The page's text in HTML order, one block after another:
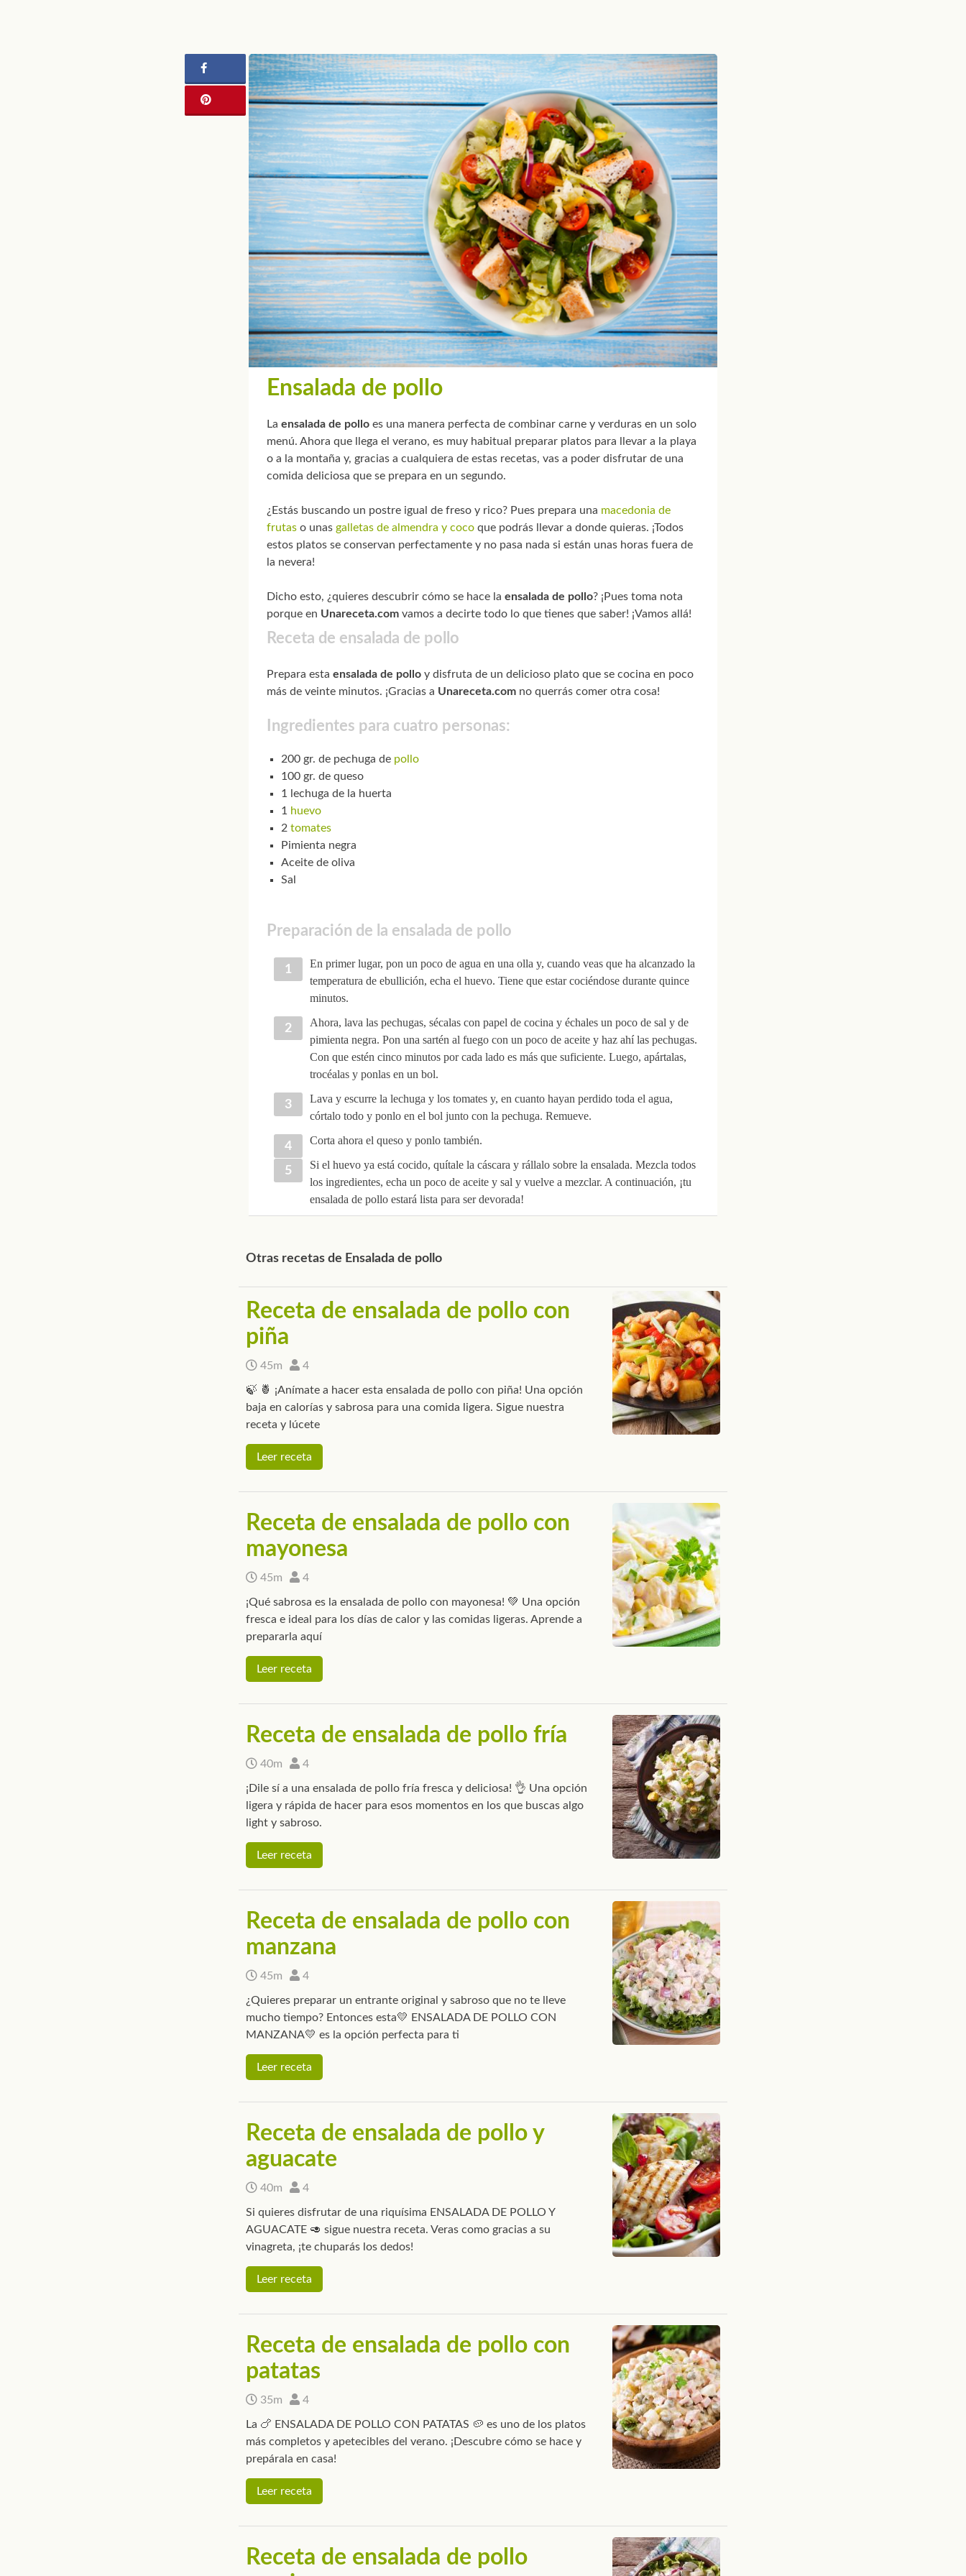
Ensalada de pollo
La ensalada de polloes una manera perfecta de combinar carne y verduras en un solo
menú. Ahora que llega el verano, es muy habitual preparar platos para llevar a la playa
o a la montaña y, gracias a cualquiera de estas recetas, vas a poder disfrutar de una
comida deliciosa que se prepara en un segundo.
¿Estás buscando un postre igual de freso y rico? Pues prepara una macedonia de
frutaso unas galletas de almendra y cocoque podrás llevar a donde quieras. ¡Todos
estos platos se conservan perfectamente y no pasa nada si están unas horas fuera de
la nevera!
Dicho esto, ¿quieres descubrir cómo se hace la ensalada de pollo? ¡Pues toma nota
porque en Unareceta.comvamos a decirte todo lo que tienes que saber! ¡Vamos allá!
Receta de ensalada de pollo
Prepara esta ensalada de polloy disfruta de un delicioso plato que se cocina en poco
más de veinte minutos. ¡Gracias a Unareceta.com no querrás comer otra cosa!
Ingredientes para cuatro personas:
200 gr. de pechuga de pollo
100 gr. de queso
1 lechuga de la huerta
1 huevo
2 tomates
Pimienta negra
Aceite de oliva
Sal
Preparación de la ensalada de pollo
En primer lugar, pon un poco de agua en una olla y, cuando veas que ha alcanzado la
temperatura de ebullición, echa el huevo. Tiene que estar cociéndose durante quince
minutos.
Ahora, lava las pechugas, sécalas con papel de cocina y échales un poco de sal y de
pimienta negra. Pon una sartén al fuego con un poco de aceite y haz ahí las pechugas.
Con que estén cinco minutos por cada lado es más que suficiente. Luego, apártalas,
trocéalas y ponlas en un bol.
Lava y escurre la lechuga y los tomates y, en cuanto hayan perdido toda el agua,
córtalo todo y ponlo en el bol junto con la pechuga. Remueve.
Corta ahora el queso y ponlo también.
Si el huevo ya está cocido, quítale la cáscara y rállalo sobre la ensalada. Mezcla todos
los ingredientes, echa un poco de aceite y sal y vuelve a mezclar. A continuación, ¡tu
ensalada de pollo estará lista para ser devorada!
Otras recetas de Ensalada de pollo
Receta de ensalada de pollo con
piña
45m 4
🍃 🍍 ¡Anímate a hacer esta ensalada de pollo con piña! Una opción
baja en calorías y sabrosa para una comida ligera. Sigue nuestra
receta y lúcete
Leer receta
Receta de ensalada de pollo con
mayonesa
45m 4
¡Qué sabrosa es la ensalada de pollo con mayonesa! 💚 Una opción
fresca e ideal para los días de calor y las comidas ligeras. Aprende a
prepararla aquí
Leer receta
Receta de ensalada de pollo fría
40m 4
¡Dile sí a una ensalada de pollo fría fresca y deliciosa! 👌 Una opción
ligera y rápida de hacer para esos momentos en los que buscas algo
light y sabroso.
Leer receta
Receta de ensalada de pollo con
manzana
45m 4
¿Quieres preparar un entrante original y sabroso que no te lleve
mucho tiempo? Entonces esta💛 ENSALADA DE POLLO CON
MANZANA💛 es la opción perfecta para ti
Leer receta
Receta de ensalada de pollo y
aguacate
40m 4
Si quieres disfrutar de una riquísima ENSALADA DE POLLO Y
AGUACATE 🥑 sigue nuestra receta. Veras como gracias a su
vinagreta, ¡te chuparás los dedos!
Leer receta
Receta de ensalada de pollo con
patatas
35m 4
La 🍗 ENSALADA DE POLLO CON PATATAS 🥔 es uno de los platos
más completos y apetecibles del verano. ¡Descubre cómo se hace y
prepárala en casa!
Leer receta
Receta de ensalada de pollo